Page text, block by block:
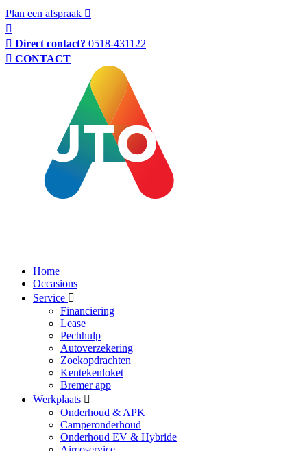
Plan een afspraak
Direct contact? 0518-431122
CONTACT
Home
Occasions
Service
Financiering
Lease
Pechhulp
Autoverzekering
Zoekopdrachten
Kentekenloket
Bremer app
Werkplaats
Onderhoud & APK
Camperonderhoud
Onderhoud EV & Hybride